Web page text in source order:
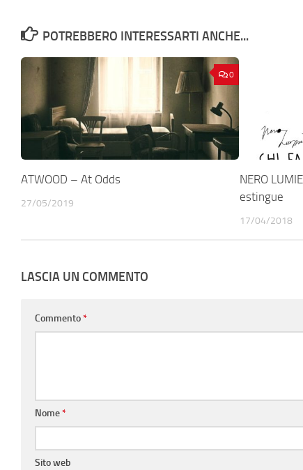
POTREBBERO INTERESSARTI ANCHE...
0
ATWOOD – At Odds
27/05/2019
NERO
estingue
17/04/2018
LASCIA UN COMMENTO
Commento*
Nome*
Sito web